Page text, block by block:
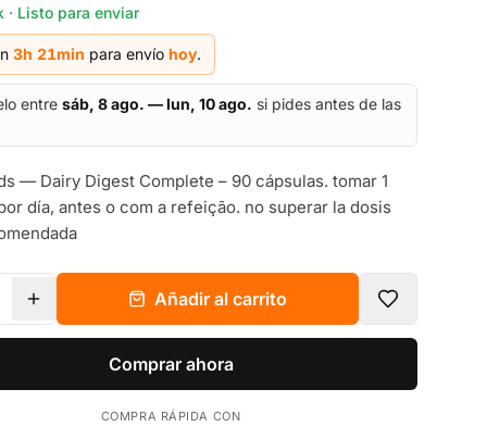
· Listo para enviar
3h 21min para envío hoy.
entre sáb, 8 ago. — lun, 10 ago. si pides antes de las
— Dairy Digest Complete – 90 cápsulas. tomar 1
día, antes o com a refeição. no superar la dosis
Añadir al carrito
Comprar ahora
COMPRA RÁPIDA CON